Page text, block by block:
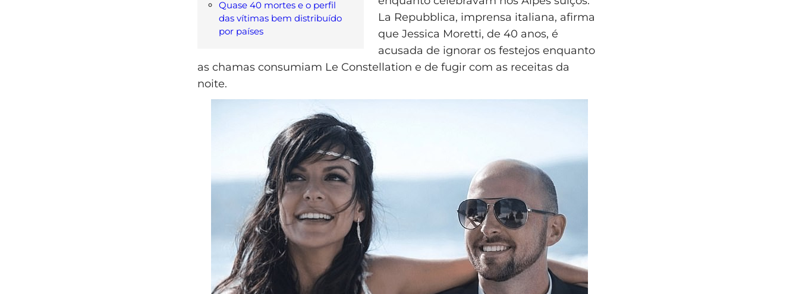
Quase 40 mortes e o perfil
das vítimas bem distribuído
por países
La Repubblica, imprensa italiana, afirma
que Jessica Moretti, de 40 anos, é
acusada de ignorar os festejos enquanto
as chamas consumiam Le Constellation e de fugir com as receitas da
noite.